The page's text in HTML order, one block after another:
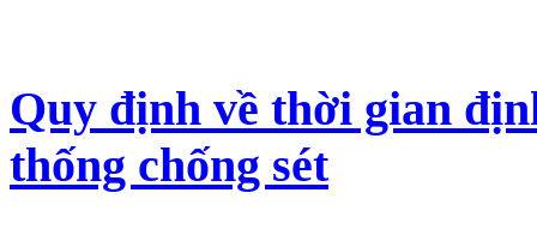
Quy định về thời gian
thống chống sét